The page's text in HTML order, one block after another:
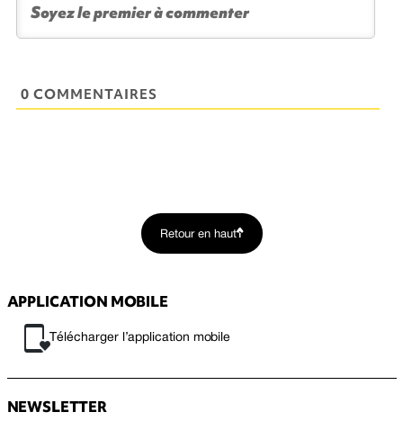
0 COMMENTAIRES
Retour en haut
APPLICATION MOBILE
Télécharger l’application mobile
NEWSLETTER